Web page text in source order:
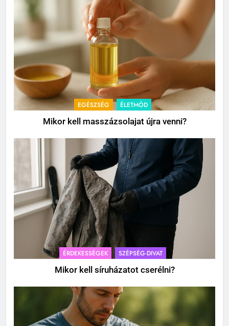
EGÉSZSÉG ÉLETMÓD
Mikor kell masszázsolajat újra venni?
ÉRDEKESSÉGEK SZÉPSÉG-DIVAT
Mikor kell síruházatot cserélni?